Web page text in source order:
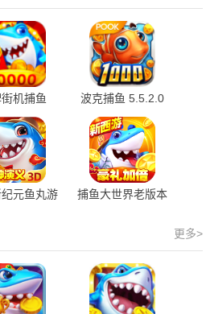
机捕鱼
官方版
波克捕鱼 5.5.2.0
最新版
元鱼丸游
捕鱼大世界老版本
更多>